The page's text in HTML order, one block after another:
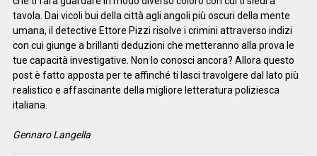
tavola. Dai vicoli bui della città agli angoli più oscuri della mente
umana, il detective Ettore Pizzi risolve i crimini attraverso indizi
con cui giunge a brillanti deduzioni che metteranno alla prova le
tue capacità investigative. Non lo conosci ancora? Allora questo
post è fatto apposta per te affinché ti lasci travolgere dal lato più
realistico e affascinante della migliore letteratura poliziesca
italiana.
Gennaro Langella